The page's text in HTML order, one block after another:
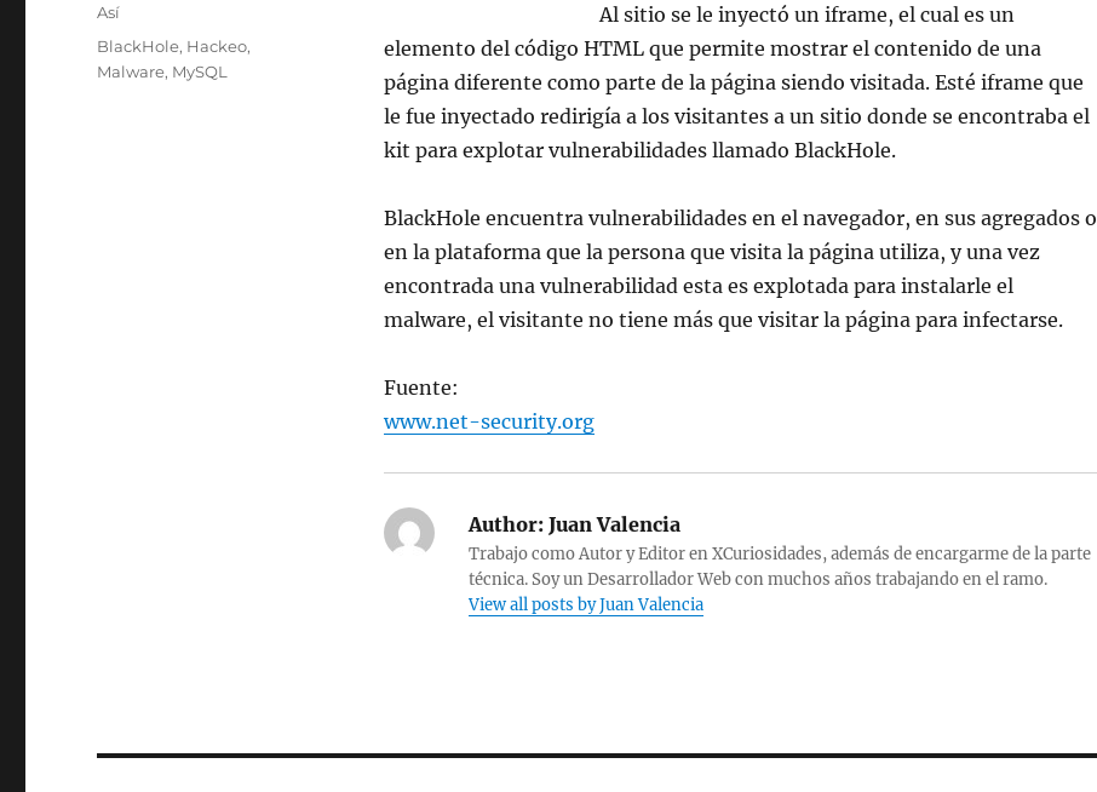
Al sitio se le inyectó un iframe, el cual es un
elemento del código HTML que permite mostrar el contenido de una
página diferente como parte de la página siendo visitada. Esté iframe que
le fue inyectado redirigía a los visitantes a un sitio donde se encontraba el
kit para explotar vulnerabilidades llamado BlackHole.
BlackHole encuentra vulnerabilidades en el navegador, en sus agregados o
en la plataforma que la persona que visita la página utiliza, y una vez
encontrada una vulnerabilidad esta es explotada para instalarle el
malware, el visitante no tiene más que visitar la página para infectarse.
Fuente:
www.net-security.org
Author:Juan Valencia
Trabajo como Autor y Editor en XCuriosidades, además de encargarme de la parte
técnica. Soy un Desarrollador Web con muchos años trabajando en el ramo.
View all posts by Juan Valencia
Categories
Así
Tags
BlackHole, Hackeo,
Malware, MySQL